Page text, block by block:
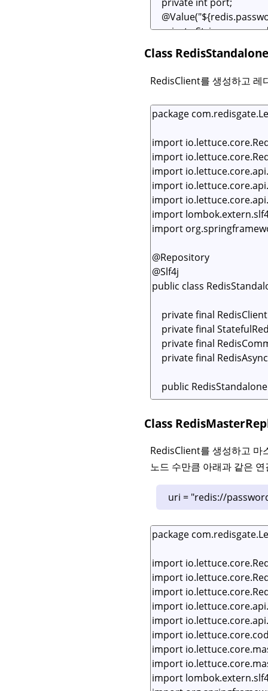
Class
RedisClient를 생성하고 레
Class
RedisClient를 생성하고 마
노드 수만큼 아래과 같은
uri = "redis://